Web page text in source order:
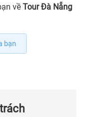
về Tour Đà Nẵng
bạn